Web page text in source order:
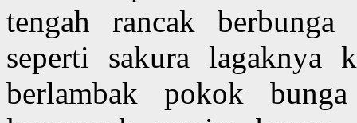
tengah rancak
seperti sakura lagaknya
berlambak pokok